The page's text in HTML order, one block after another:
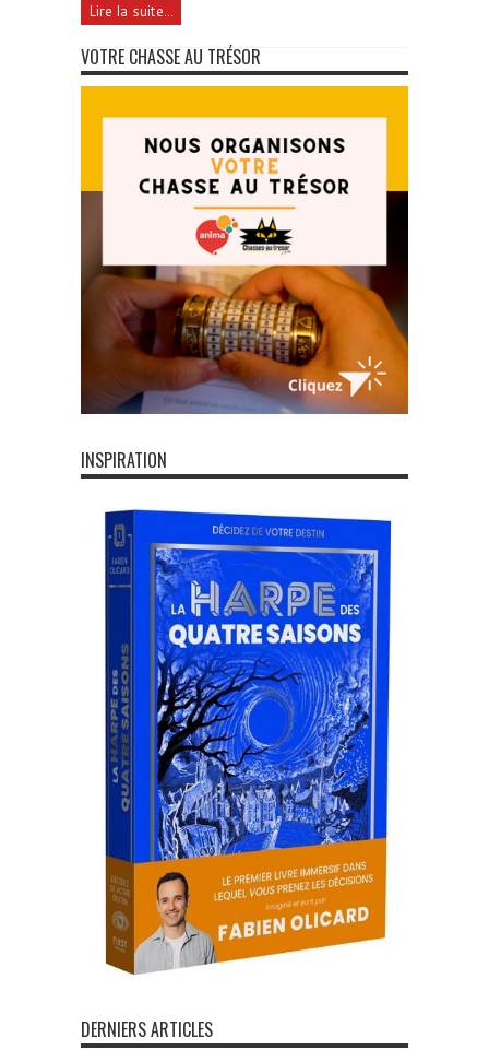
Lire la suite...
VOTRE CHASSE AU TRÉSOR
INSPIRATION
DERNIERS ARTICLES